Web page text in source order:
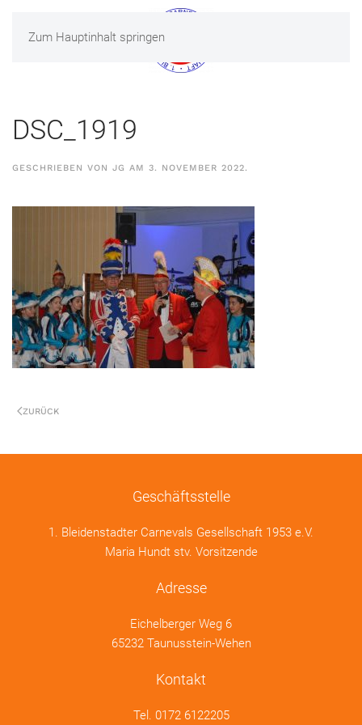
Zum Hauptinhalt springen
MENÜ
DSC_1919
GESCHRIEBEN VON JG AM 3. NOVEMBER 2022.
ZURÜCK
Geschäftsstelle
1. Bleidenstadter Carnevals Gesellschaft 1953 e.V.
Maria Hundt stv. Vorsitzende
Adresse
Eichelberger Weg 6
65232 Taunusstein-Wehen
Kontakt
Tel. 0172 6122205